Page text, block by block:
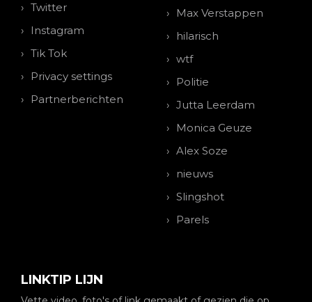
Twitter
Instagram
Tik Tok
Privacy settings
Partnerberichten
Max Verstappen
hilarisch
wtf
Politie
Jutta Leerdam
Monica Geuze
Alex Soze
nieuws
Slingshot
Parels
LINKTIP LIJN